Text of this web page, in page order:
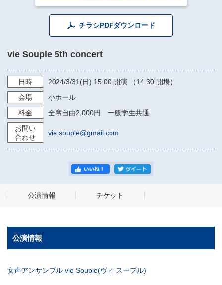
チラシPDFダウンロード
vie Souple 5th concert
日時 2024/3/31 (日) 15:00 開演 （14:30 開場）
会場
小ホール
料金
全席自由2,000円 一般学生共通
お問い
合わせ
vie.souple@gmail.com
公演情報 チケット
公演情報
女声アンサンブル vie Souple(ヴィ スープル)